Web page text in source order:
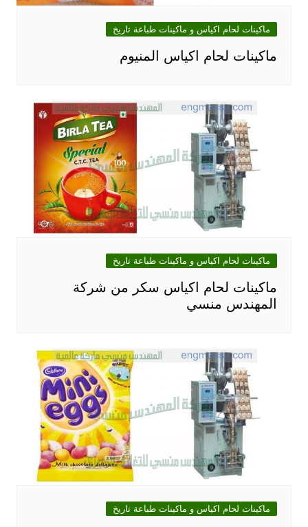
ماكينات لحام اكياس و ماكينات طباعة تاريخ
ماكينات لحام اكياس المنيوم
ماكينات لحام اكياس و ماكينات طباعة تاريخ
ماكينات لحام اكياس سكر من شركة
المهندس منسي
ماكينات لحام اكياس و ماكينات طباعة تاريخ